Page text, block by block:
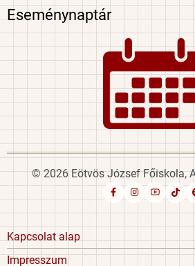
Eseménynaptár
Image
© 2026 Eötvös József Főiskola,
Footer
menu
Kapcsolat alap
Impresszum